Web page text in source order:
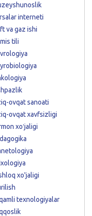
interneti
va gaz ishi
tili
ovqat sanoati
ovqat xavfsizligi
xoʻjaligi
xo'jaligi
texnologiyalar